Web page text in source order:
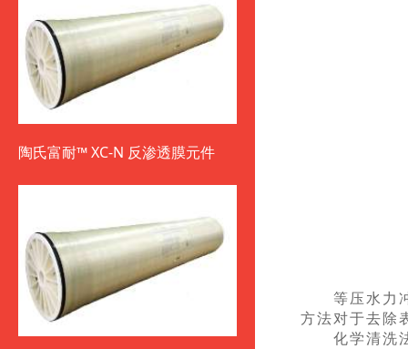
陶氏富耐™ XC-N 反渗透膜元件
等压水力冲
方法对于去除
化学清洗法